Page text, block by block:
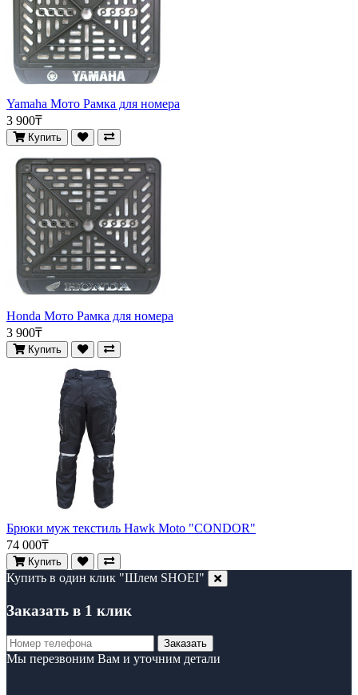
Yamaha Мото Рамка для номера
3 900₸
Купить
Honda Мото Рамка для номера
3 900₸
Купить
Брюки муж текстиль Hawk Moto "CONDOR"
74 000₸
Купить
Купить в один клик "Шлем SHOEI"
Заказать в 1 клик
Заказать
Мы перезвоним Вам и уточним детали